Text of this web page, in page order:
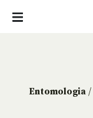
Entomologia /